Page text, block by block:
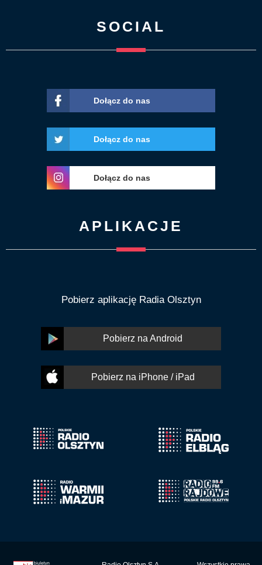
SOCIAL
Dołącz do nas
Dołącz do nas
Dołącz do nas
APLIKACJE
Pobierz aplikację Radia Olsztyn
Pobierz na Android
Pobierz na iPhone / iPad